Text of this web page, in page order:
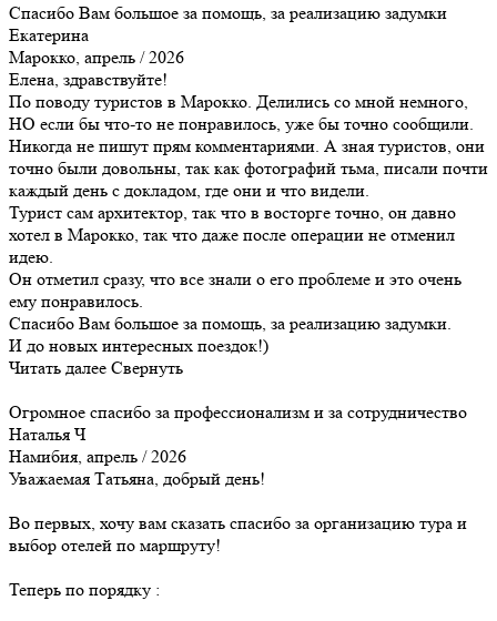
Спасибо Вам большое за помощь, за реализацию задумки
Екатерина
Марокко, апрель / 2026
Елена, здравствуйте!
По поводу туристов в Марокко. Делились со мной немного,
НО если бы что-то не понравилось, уже бы точно сообщили.
Никогда не пишут прям комментариями. А зная туристов, они
точно были довольны, так как фотографий тьма, писали почти
каждый день с докладом, где они и что видели.
Турист сам архитектор, так что в восторге точно, он давно
хотел в Марокко, так что даже после операции не отменил
идею.
Он отметил сразу, что все знали о его проблеме и это очень
ему понравилось.
Спасибо Вам большое за помощь, за реализацию задумки.
И до новых интересных поездок!)
Читать далее Свернуть
Огромное спасибо за профессионализм и за сотрудничество
Наталья Ч
Намибия, апрель / 2026
Уважаемая Татьяна, добрый день!
Во первых, хочу вам сказать спасибо за организацию тура и
выбор отелей по маршруту!
Теперь по порядку :